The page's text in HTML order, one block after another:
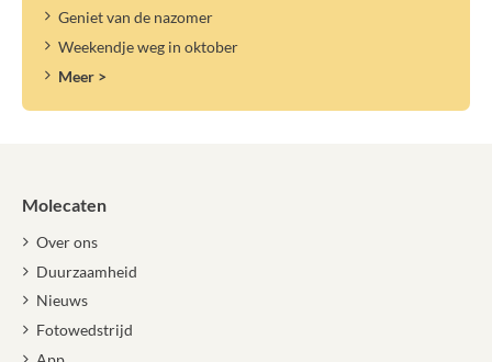
Geniet van de nazomer
Weekendje weg in oktober
Meer >
Molecaten
Over ons
Duurzaamheid
Nieuws
Fotowedstrijd